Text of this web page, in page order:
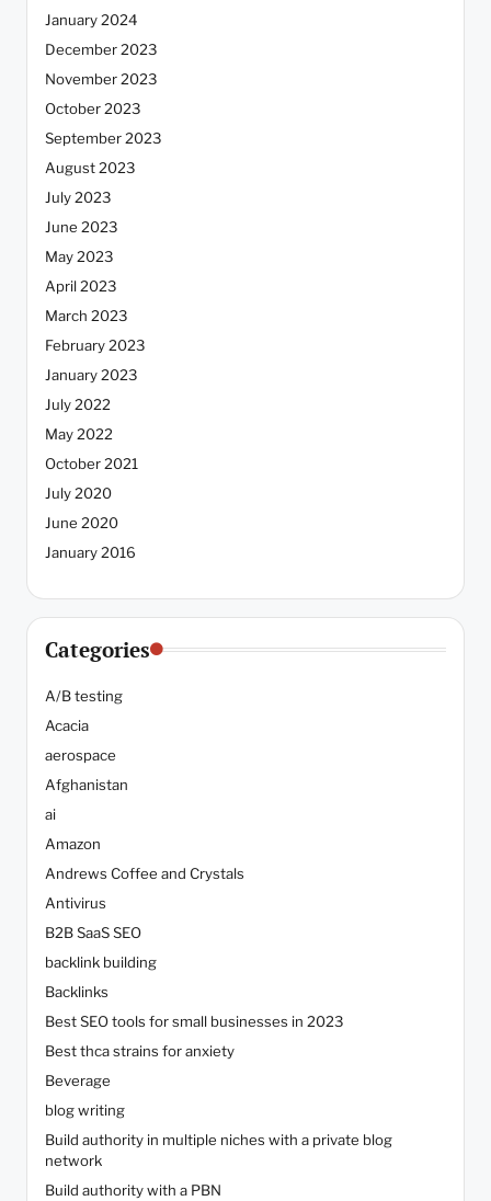
January 2024
December 2023
November 2023
October 2023
September 2023
August 2023
July 2023
June 2023
May 2023
April 2023
March 2023
February 2023
January 2023
July 2022
May 2022
October 2021
July 2020
June 2020
January 2016
Categories
A/B testing
Acacia
aerospace
Afghanistan
ai
Amazon
Andrews Coffee and Crystals
Antivirus
B2B SaaS SEO
backlink building
Backlinks
Best SEO tools for small businesses in 2023
Best thca strains for anxiety
Beverage
blog writing
Build authority in multiple niches with a private blog
network
Build authority with a PBN